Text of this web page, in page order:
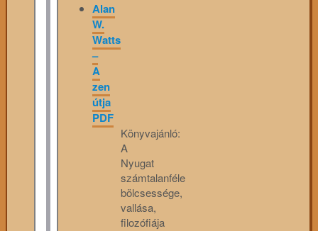
Alan
W.
Watts
–
A
zen
útja
PDF
Könyvajánló:
A
Nyugat
számtalanféle
bölcsessége,
vallása,
filozófiája